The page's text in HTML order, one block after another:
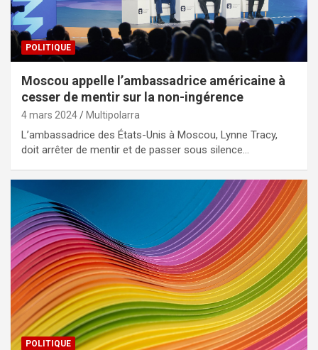
POLITIQUE
Moscou appelle l’ambassadrice américaine à
cesser de mentir sur la non-ingérence
4 mars 2024 Multipolarra
L’ambassadrice des États-Unis à Moscou, Lynne Tracy,
doit arrêter de mentir et de passer sous silence…
POLITIQUE